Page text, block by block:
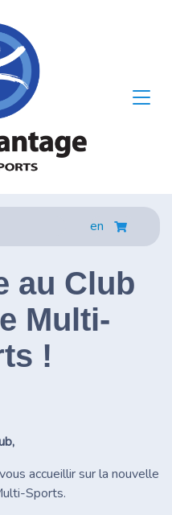
en
au Club
Multi-
!
accueillir sur la nouvelle
Sports.